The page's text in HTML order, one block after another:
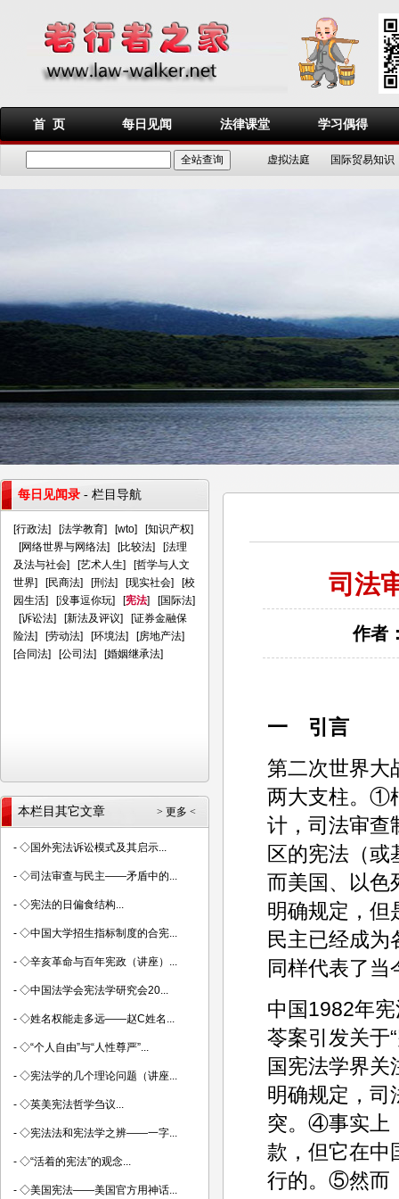
首 页 每日见闻 法律课堂 学习偶得
虚拟法庭 国际贸易知识
司法
作者
一 引言
第二次世界大
两大支柱。①
计，司法审查
区的宪法（或
而美国、以色
明确规定，
民主已经成为
同样代表了当
中国1982年
苓案引发关于
国宪法学界
明确规定，司
突。④事实上
款，但它在中
行的。⑤然而
每日见闻录 - 栏目导航
[行政法] [法学教育] [wto] [知识产权]
[网络世界与网络法] [比较法] [法理
及法与社会] [艺术人生] [哲学与人文
世界] [民商法] [刑法] [现实社会] [校
园生活] [没事逗你玩] [宪法] [国际法]
[诉讼法] [新法及评议] [证券金融保
险法] [劳动法] [环境法] [房地产法]
[合同法] [公司法] [婚姻继承法]
> 更多 <
本栏目其它文章
- ◇国外宪法诉讼模式及其启示...
- ◇司法审查与民主——矛盾中的...
- ◇宪法的日偏食结构...
- ◇中国大学招生指标制度的合宪...
- ◇辛亥革命与百年宪政（讲座）...
- ◇中国法学会宪法学研究会20...
- ◇姓名权能走多远——赵C姓名...
- ◇“个人自由”与“人性尊严”...
- ◇宪法学的几个理论问题（讲座...
- ◇英美宪法哲学刍议...
- ◇宪法法和宪法学之辨——一字...
- ◇“活着的宪法”的观念...
- ◇美国宪法——美国官方用神话...